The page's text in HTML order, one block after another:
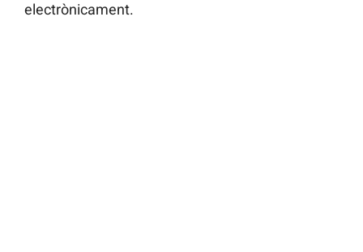
electrònicament.